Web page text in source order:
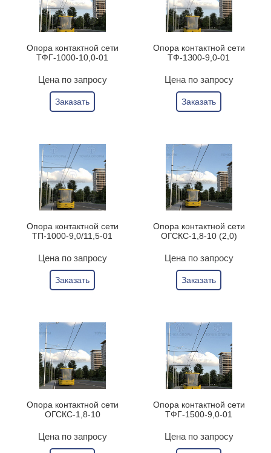
Опора контактной сети
ТФГ-1000-10,0-01
Цена по запросу
Заказать
Опора контактной сети
ТФ-1З00-9,0-01
Цена по запросу
Заказать
Опора контактной сети
ТП-1000-9,0/11,5-01
Цена по запросу
Заказать
Опора контактной сети
ОГСКС-1,8-10 (2,0)
Цена по запросу
Заказать
Опора контактной сети
ОГСКС-1,8-10
Цена по запросу
Опора контактной сети
ТФГ-1500-9,0-01
Цена по запросу